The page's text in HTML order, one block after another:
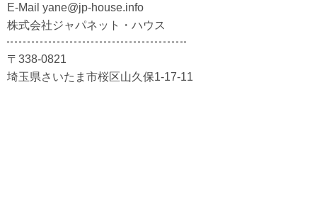
E-Mail yane@jp-house.info
株式会社ジャパネット・ハウス
〒338-0821
埼玉県さいたま市桜区山久保1-17-11